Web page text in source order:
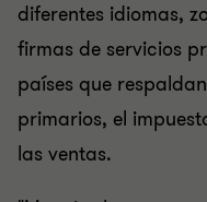
diferentes idiomas,
firmas de servicios
países que
primarios, el
las ventas.